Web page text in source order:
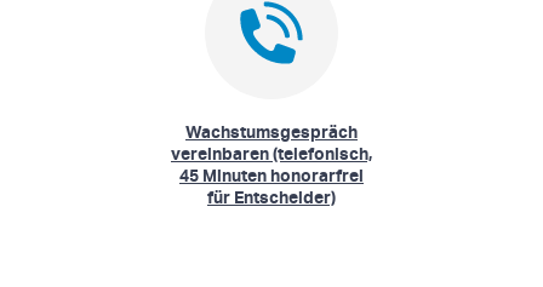
Wachstumsgespräch
vereinbaren (telefonisch,
45 Minuten honorarfrei
für Entscheider)